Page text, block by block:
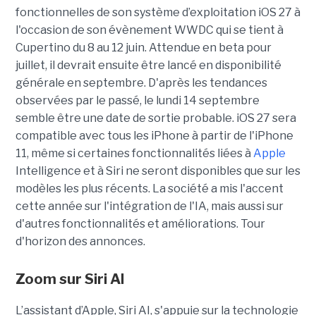
fonctionnelles de son système d’exploitation iOS 27 à
l'occasion de son évènement WWDC qui se tient à
Cupertino du 8 au 12 juin. Attendue en beta pour
juillet, il devrait ensuite être lancé en disponibilité
générale en septembre. D'après les tendances
observées par le passé, le lundi 14 septembre
semble être une date de sortie probable. iOS 27 sera
compatible avec tous les iPhone à partir de l'iPhone
11, même si certaines fonctionnalités liées à Apple
Intelligence et à Siri ne seront disponibles que sur les
modèles les plus récents. La société a mis l'accent
cette année sur l'intégration de l'IA, mais aussi sur
d'autres fonctionnalités et améliorations. Tour
d'horizon des annonces.
Zoom sur Siri AI
L’assistant d’Apple, Siri AI, s'appuie sur la technologie